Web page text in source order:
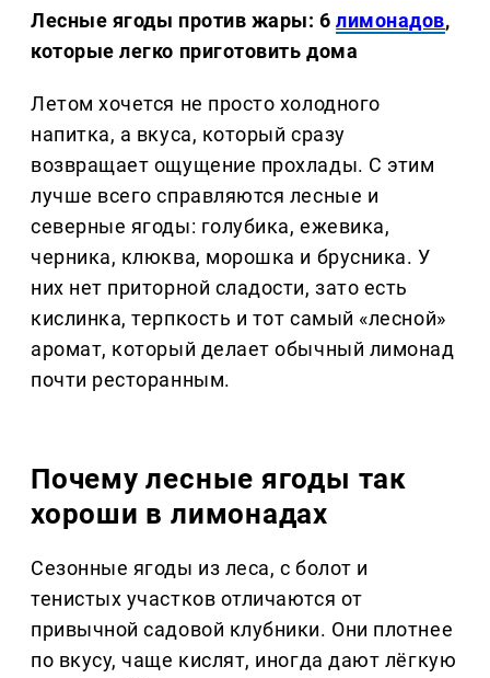
Лесные ягоды против жары: 6лимонадов,
которые легко приготовить дома
Летом хочется не просто холодного
напитка, а вкуса, который сразу
возвращает ощущение прохлады. С этим
лучше всего справляются лесные и
северные ягоды: голубика, ежевика,
черника, клюква, морошка и брусника. У
них нет приторной сладости, зато есть
кислинка, терпкость и тот самый «лесной»
аромат, который делает обычный лимонад
почти ресторанным.
Почему лесные ягоды так
хороши в лимонадах
Сезонные ягоды из леса, с болот и
тенистых участков отличаются от
привычной садовой клубники. Они плотнее
по вкусу, чаще кислят, иногда дают лёгкую